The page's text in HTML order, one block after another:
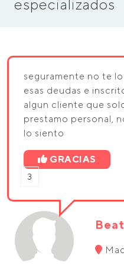
especializados
seguramente no te
esas deudas e
algun cliente que
prestamo personal,
lo siento
GRACIAS
3